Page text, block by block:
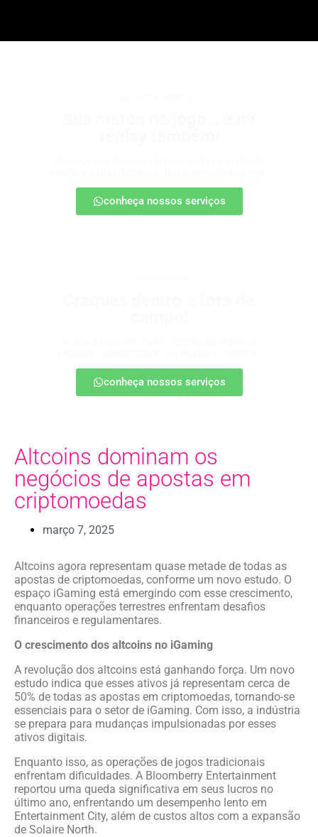
conheça nossos serviços
conheça nossos serviços
Altcoins dominam os
negócios de apostas em
criptomoedas
março 7, 2025
Altcoins agora representam quase metade de todas as
apostas de criptomoedas, conforme um novo estudo. O
espaço iGaming está emergindo com esse crescimento,
enquanto operações terrestres enfrentam desafios
financeiros e regulamentares.
O crescimento dos altcoins no iGaming
A revolução dos altcoins está ganhando força. Um novo
estudo indica que esses ativos já representam cerca de
50% de todas as apostas em criptomoedas, tornando-se
essenciais para o setor de iGaming. Com isso, a indústria
se prepara para mudanças impulsionadas por esses
ativos digitais.
Enquanto isso, as operações de jogos tradicionais
enfrentam dificuldades. A Bloomberry Entertainment
reportou uma queda significativa em seus lucros no
último ano, enfrentando um desempenho lento em
Entertainment City, além de custos altos com a expansão
de Solaire North.